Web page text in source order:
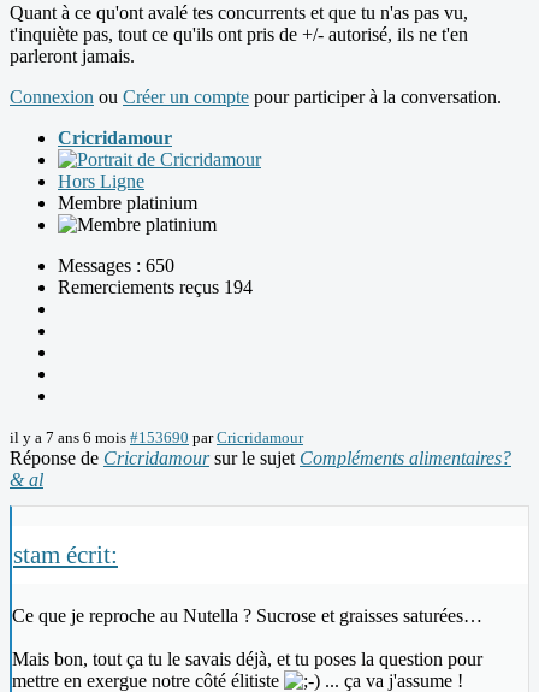
Quant à ce qu'ont avalé tes concurrents et que tu n'as pas vu,
t'inquiète pas, tout ce qu'ils ont pris de +/- autorisé, ils ne t'en
parleront jamais.
Connexion ou Créer un compte pour participer à la conversation.
Cricridamour
Hors Ligne
Membre platinium
Messages : 650
Remerciements reçus 194
il y a 7 ans 6 mois #153690 parCricridamour
Réponse de Cricridamoursur le sujet Compléments alimentaires?
& al
stam écrit:
Ce que je reproche au Nutella ? Sucrose et graisses saturées…
Mais bon, tout ça tu le savais déjà, et tu poses la question pour
mettre en exergue notre côté élitiste
... ça va j'assume !